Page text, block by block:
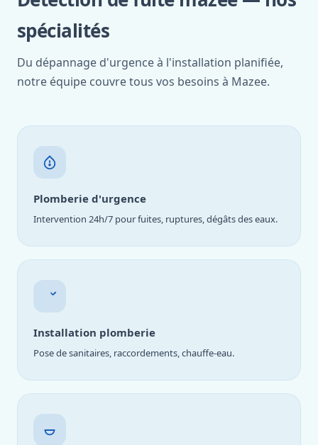
spécialités
Du dépannage d'urgence à l'installation planifiée,
notre équipe couvre tous vos besoins à Mazee.
Plomberie d'urgence
Intervention 24h/7 pour fuites, ruptures, dégâts des eaux.
Installation plomberie
Pose de sanitaires, raccordements, chauffe-eau.